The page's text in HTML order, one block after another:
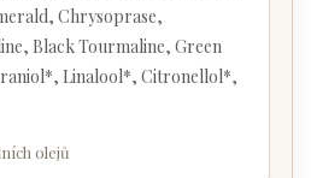
Chrysoprase,
Black Tourmaline, Green
Linalool*, Citronellol*,
olejů